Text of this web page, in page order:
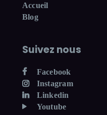
Accueil
Blog
Suivez nous
Facebook
Instagram
Linkedin
Youtube